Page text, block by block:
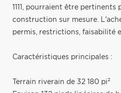
1111, pourraient être
construction sur mesure.
permis, restrictions, faisabilité
Caractéristiques principales :
Terrain riverain de 32 180 pi²